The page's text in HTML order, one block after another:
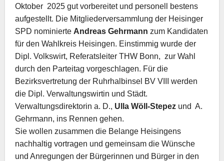
Oktober 2025 gut vorbereitet und personell bestens
aufgestellt. Die Mitgliederversammlung der Heisinger
SPD nominierte Andreas Gehrmann zum Kandidaten
für den Wahlkreis Heisingen. Einstimmig wurde der
Dipl. Volkswirt, Referatsleiter THW Bonn, zur Wahl
durch den Parteitag vorgeschlagen. Für die
Bezirksvertretung der Ruhrhalbinsel BV VIII werden
die Dipl. Verwaltungswirtin und Städt.
Verwaltungsdirektorin a. D., Ulla Wöll-Stepez und A.
Gehrmann, ins Rennen gehen.
Sie wollen zusammen die Belange Heisingens
nachhaltig vortragen und gemeinsam die Wünsche
und Anregungen der Bürgerinnen und Bürger in den